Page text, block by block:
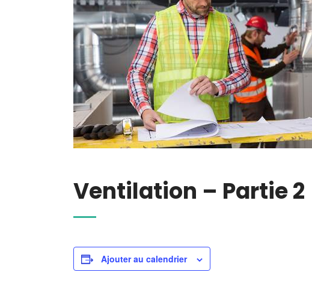
Ventilation – Partie 2
Ajouter au calendrier